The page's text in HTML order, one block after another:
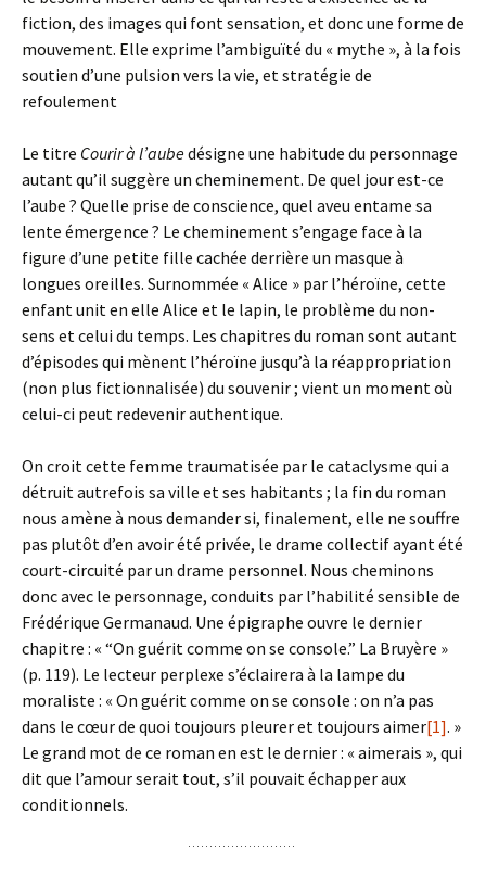
fiction, des images qui font sensation, et donc une forme de
mouvement. Elle exprime l’ambiguïté du « mythe », à la fois
soutien d’une pulsion vers la vie, et stratégie de
refoulement
Le titre Courir à l’aubedésigne une habitude du personnage
autant qu’il suggère un cheminement. De quel jour est-ce
l’aube ? Quelle prise de conscience, quel aveu entame sa
lente émergence ? Le cheminement s’engage face à la
figure d’une petite fille cachée derrière un masque à
longues oreilles. Surnommée « Alice » par l’héroïne, cette
enfant unit en elle Alice et le lapin, le problème du non-
sens et celui du temps. Les chapitres du roman sont autant
d’épisodes qui mènent l’héroïne jusqu’à la réappropriation
(non plus fictionnalisée) du souvenir ; vient un moment où
celui-ci peut redevenir authentique.
On croit cette femme traumatisée par le cataclysme qui a
détruit autrefois sa ville et ses habitants ; la fin du roman
nous amène à nous demander si, finalement, elle ne souffre
pas plutôt d’en avoir été privée, le drame collectif ayant été
court-circuité par un drame personnel. Nous cheminons
donc avec le personnage, conduits par l’habilité sensible de
Frédérique Germanaud. Une épigraphe ouvre le dernier
chapitre : « “On guérit comme on se console.” La Bruyère »
(p. 119). Le lecteur perplexe s’éclairera à la lampe du
moraliste : « On guérit comme on se console : on n’a pas
dans le cœur de quoi toujours pleurer et toujours aimer[1]. »
Le grand mot de ce roman en est le dernier : « aimerais », qui
dit que l’amour serait tout, s’il pouvait échapper aux
conditionnels.